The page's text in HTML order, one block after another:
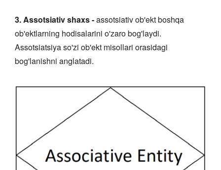
3. Assotsiativ shaxs -assotsiativ ob'ekt boshqa
ob'ektlarning hodisalarini o'zaro bog'laydi.
Assotsiatsiya so'zi ob'ekt misollari orasidagi
bog'lanishni anglatadi.